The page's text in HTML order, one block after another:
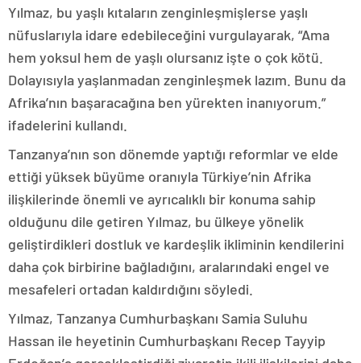
Yılmaz, bu yaşlı kıtaların zenginleşmişlerse yaşlı
nüfuslarıyla idare edebileceğini vurgulayarak, “Ama
hem yoksul hem de yaşlı olursanız işte o çok kötü.
Dolayısıyla yaşlanmadan zenginleşmek lazım. Bunu da
Afrika’nın başaracağına ben yürekten inanıyorum.”
ifadelerini kullandı.
Tanzanya’nın son dönemde yaptığı reformlar ve elde
ettiği yüksek büyüme oranıyla Türkiye’nin Afrika
ilişkilerinde önemli ve ayrıcalıklı bir konuma sahip
olduğunu dile getiren Yılmaz, bu ülkeye yönelik
geliştirdikleri dostluk ve kardeşlik ikliminin kendilerini
daha çok birbirine bağladığını, aralarındaki engel ve
mesafeleri ortadan kaldırdığını söyledi.
Yılmaz, Tanzanya Cumhurbaşkanı Samia Suluhu
Hassan ile heyetinin Cumhurbaşkanı Recep Tayyip